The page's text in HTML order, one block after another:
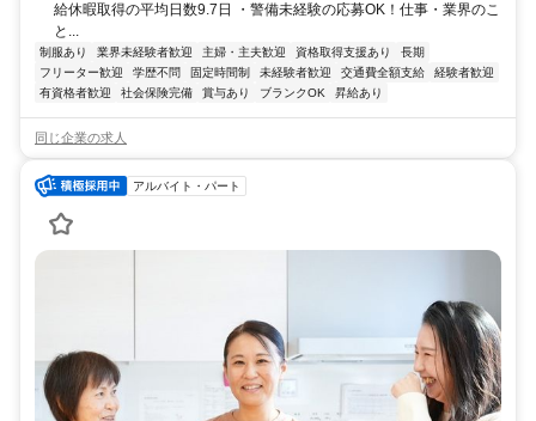
給休暇取得の平均日数9.7日 ・警備未経験の応募OK！仕事・業界のこ
と...
制服あり 業界未経験者歓迎 主婦・主夫歓迎 資格取得支援あり
長期
フリーター歓迎
学歴不問 固定時間制 未経験者歓迎 交通費全額支給
経験者歓迎
有資格者歓迎
社会保険完備 賞与あり ブランクOK 昇給あり
同じ企業の求人
アルバイト・パート